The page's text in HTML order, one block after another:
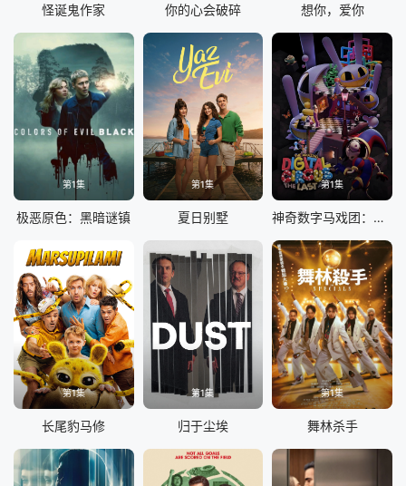
怪诞鬼作家 你的心会破碎 想你，爱你
第1集
极恶原色：黑暗谜镇
第1集
夏日别墅
第1集
神奇数字马戏团：谢幕演出
第1集
长尾豹马修
第1集
归于尘埃
第1集
舞林杀手